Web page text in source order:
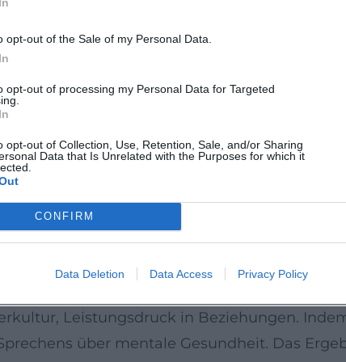
opt-out of the Sale of my Personal Data.
opt-out of processing my Personal Data for Targeted
opt-out of Collection, Use, Retention, Sale, and/or Sharing
Data that Is Unrelated with the Purposes for which it
CONFIRM
Data Deletion Data Access Privacy Policy
humorvoll, präzise. Er arbeitet mit
Evidenz, Fallbeispiel – und verwebt sie mit
seiner Shows schafft er Leitmotive (z.
in alltagspraktischen Erkenntnissen auf.
Entwicklung lässt sich als
Podcast, TV – jedes Medium erhält eine
Relevanz
erreicht Menschen, die Orientierung in
und ausverkaufte Hallen
ist seine Arbeit dort, wo Psychologie
Leistungsdruck in Beziehungen.
über mentale Gesundheit. Das